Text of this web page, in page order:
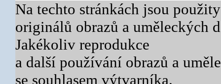
Na techto stránkách jsou
originálů obrazů a uměleckých
Jakékoliv reprodukce
a další používání obrazů a
se souhlasem výtvarníka.